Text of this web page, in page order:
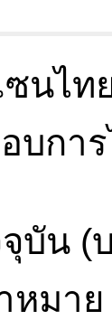
นไท
บกา
จุบัน
หมา